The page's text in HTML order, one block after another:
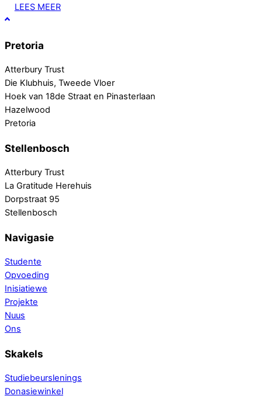
LEES MEER
Pretoria
Atterbury Trust
Die Klubhuis, Tweede Vloer
Hoek van 18de Straat en Pinasterlaan
Hazelwood
Pretoria
Stellenbosch
Atterbury Trust
La Gratitude Herehuis
Dorpstraat 95
Stellenbosch
Navigasie
Studente
Opvoeding
Inisiatiewe
Projekte
Nuus
Ons
Skakels
Studiebeurslenings
Donasiewinkel